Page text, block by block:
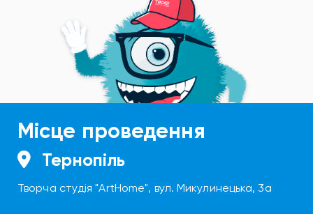
Місце проведення
Тернопіль
Творча студія "ArtHome", вул. Микулинецька, 3а